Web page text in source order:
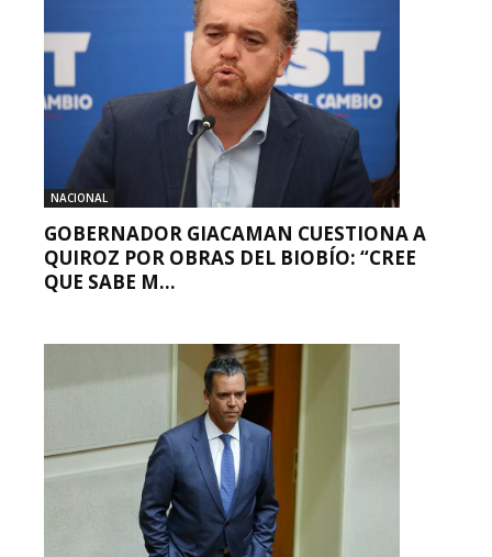
NACIONAL
GOBERNADOR GIACAMAN CUESTIONA A
QUIROZ POR OBRAS DEL BIOBÍO: “CREE
QUE SABE M...